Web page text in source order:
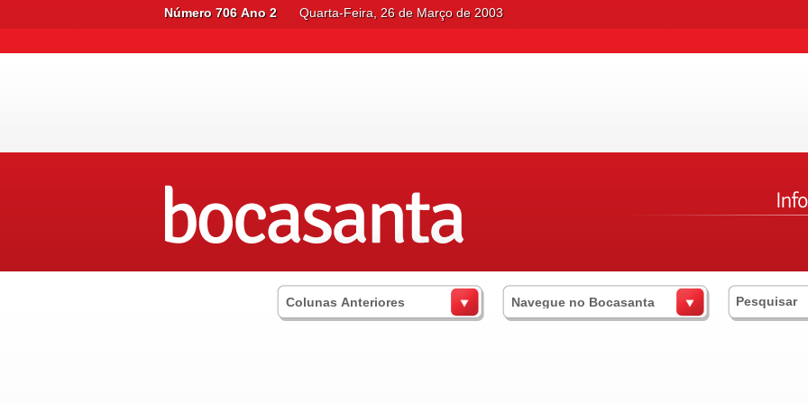
Número 706 Ano 2 Quarta-Feira, 26 de Março de 2003
Colunas Anteriores Navegue no Bocasanta